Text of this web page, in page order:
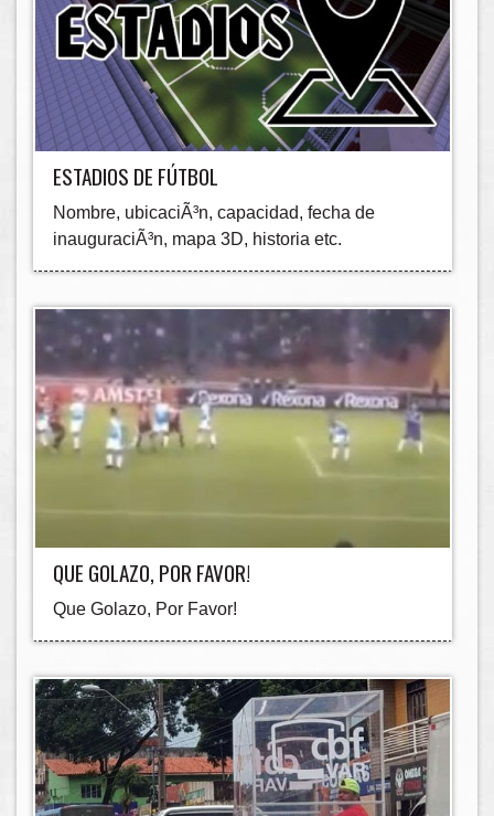
ESTADIOS DE FÚTBOL
Nombre, ubicaciÃ³n, capacidad, fecha de
inauguraciÃ³n, mapa 3D, historia etc.
QUE GOLAZO, POR FAVOR!
Que Golazo, Por Favor!